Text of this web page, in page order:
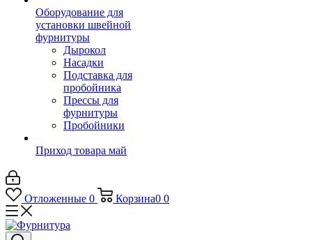
Оборудование для
установки швейной
фурнитуры
Дырокол
Насадки
Подставка для
пробойника
Прессы для
фурнитуры
Пробойники
Приход товара май
Отложенные 0 Корзина0 0